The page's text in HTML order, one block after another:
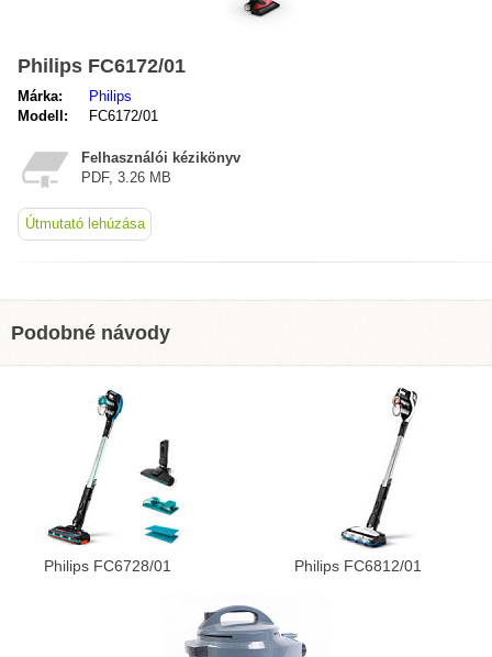
Philips FC6172/01
Márka:
Philips
Modell:
FC6172/01
Felhasználói kézikönyv
PDF, 3.26 MB
Útmutató lehúzása
Podobné návody
Philips FC6728/01 Philips FC6812/01